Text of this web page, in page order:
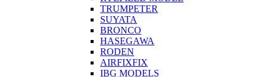
TRUMPETER
SUYATA
BRONCO
HASEGAWA
RODEN
AIRFIXFIX
IBG MODELS